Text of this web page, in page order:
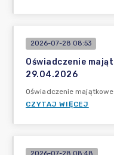
2026-07-28 08:53
Oświadczenie
29.04.2026
Oświadczenie
CZYTAJ WIĘCEJ